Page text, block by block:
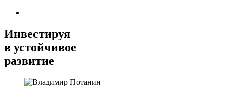
Инвестируя
в устойчивое
развитие